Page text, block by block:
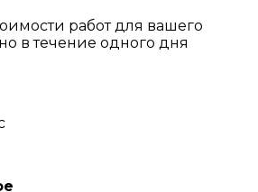
работ для вашего
в течение одного дня